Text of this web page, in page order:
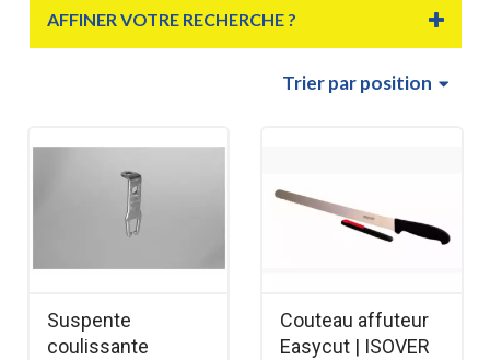
AFFINER VOTRE RECHERCHE ?
Trierpar position
Suspente
coulissante
Couteau affuteur
Easycut | ISOVER